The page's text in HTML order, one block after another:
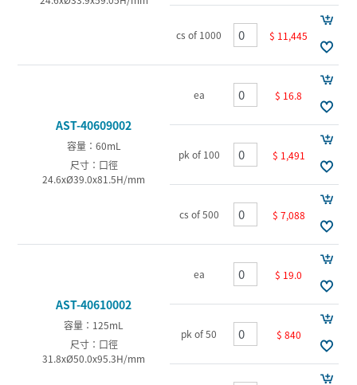
cs of 1000 $ 11,445
AST-40609002
容量：60mL
尺寸：口徑
24.6xØ39.0x81.5H/mm
ea $ 16.8
pk of 100 $ 1,491
cs of 500 $ 7,088
AST-40610002
容量：125mL
尺寸：口徑
31.8xØ50.0x95.3H/mm
ea $ 19.0
pk of 50 $ 840